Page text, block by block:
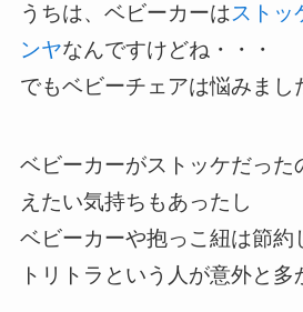
うちは、ベビーカーはストッ
ンヤなんですけどね・・・
でもベビーチェアは悩みまし
ベビーカーがストッケだった
えたい気持ちもあったし
ベビーカーや抱っこ紐は節約
トリトラという人が意外と多